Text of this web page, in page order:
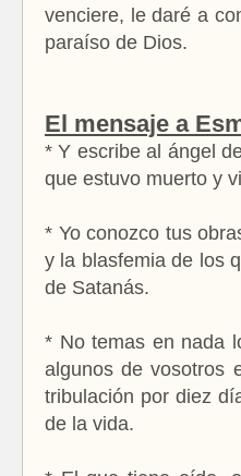
venciere, le daré a
paraíso de Dios.
El mensaje a
* Y escribe al ángel
que estuvo muerto y
* Yo conozco tus
y la blasfemia de los
de Satanás.
* No temas en nada
algunos de vosotros
tribulación por diez
de la vida.